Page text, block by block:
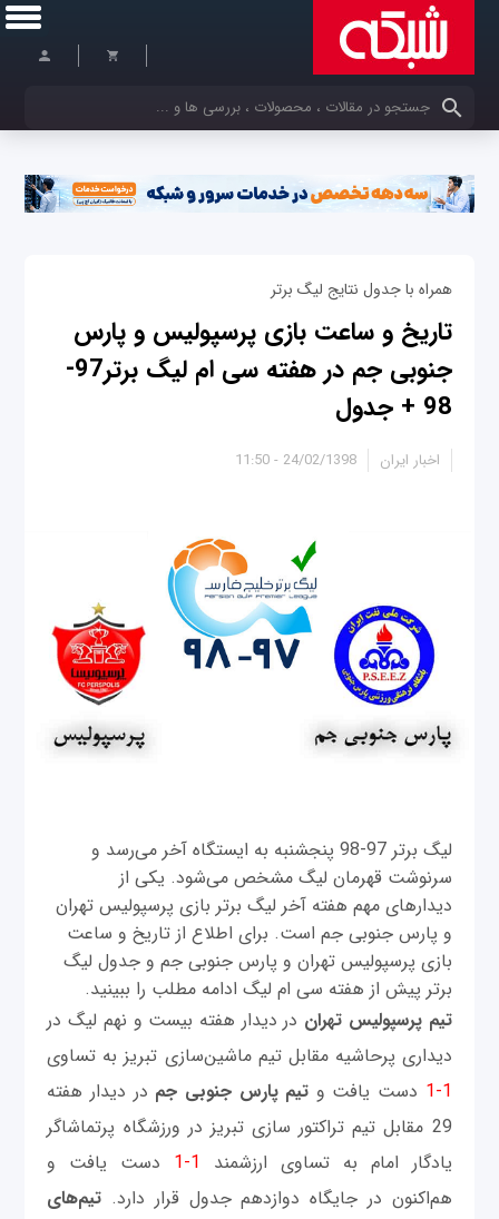
کلمات کلیدی خود را وارد کنید
همراه با جدول نتایج لیگ برتر
تاریخ و ساعت بازی پرسپولیس و پارس
جنوبی جم در هفته سی ام لیگ برتر97-
98 + جدول
24/02/1398 - 11:50 اخبار ایران
لیگ برتر 97-98 پنجشنبه به ایستگاه آخر می‌رسد و
سرنوشت قهرمان لیگ مشخص می‌شود. یکی از
دیدارهای مهم هفته آخر لیگ برتر بازی پرسپولیس تهران
و پارس جنوبی جم است. برای اطلاع از تاریخ و ساعت
بازی پرسپولیس تهران و پارس جنوبی جم و جدول لیگ
برتر پیش از هفته سی ام لیگ ادامه مطلب را ببینید.
تیم پرسپولیس تهران در دیدار هفته بیست و نهم لیگ در
دیداری پرحاشیه مقابل تیم ماشین‌سازی تبریز به تساوی
1-1
دست یافت و تیم پارس جنوبی جم در دیدار هفته
29 مقابل تیم تراکتور سازی تبریز در ورزشگاه پرتماشاگر
یادگار امام به تساوی ارزشمند
دست یافت و
هم‌اکنون در جایگاه دوازدهم جدول قرار دارد. تیم‌های